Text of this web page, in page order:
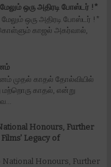
ஒரு அதிரடி போஸ்டர் !*
ஒரு அதிரடி போஸ்டர் !*
காஜல் அகர்வால்,
முதல் காதல் தோல்வியில்
மற்றொரு காதல், என்று
Honours, Further
Legacy of
National Honours, Further